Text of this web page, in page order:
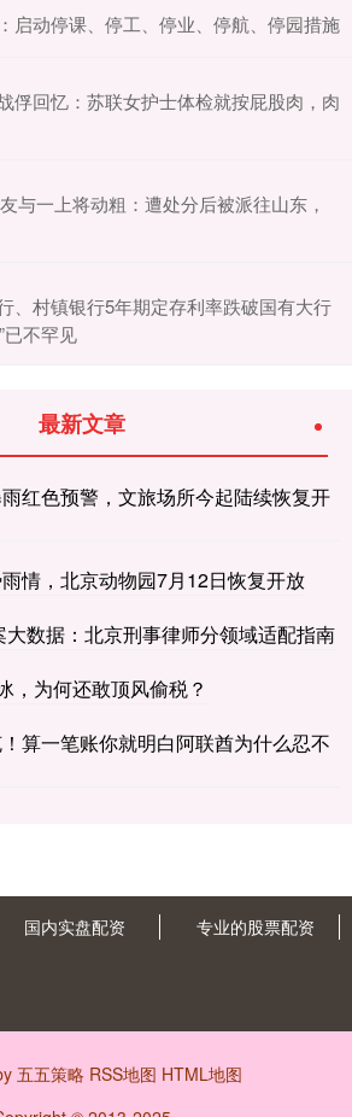
启动停课、停工、停业、停航、停园措施
俘回忆：苏联女护士体检就按屁股肉，肉
与一上将动粗：遭处分后被派往山东，
、村镇银行5年期定存利率跌破国有大行
已不罕见
最新文章
红色预警，文旅场所今起陆续恢复开
情，北京动物园7月12日恢复开放
数据：北京刑事律师分领域适配指南
，为何还敢顶风偷税？
算一笔账你就明白阿联酋为什么忍不
国内实盘配资 专业的股票配资
五五策略 RSS地图 HTML地图